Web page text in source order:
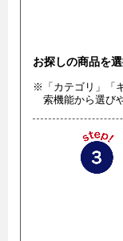
お探しの商品を
※「カテゴリ」「
索機能から選び